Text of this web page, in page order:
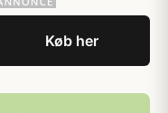
Køb her